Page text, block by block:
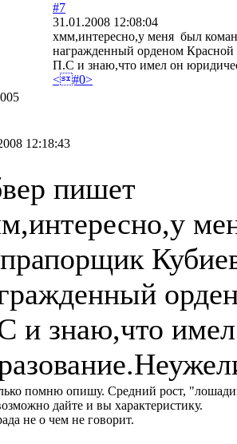
#7
31.01.2008 12:08:04
хмм,интересно,у меня был
награжденный орденом
П.С и знаю,что имел он
<#0>
12:18:43
пишет
и знаю,что
помню опишу. Средний рост,
дайте и вы характеристику.
не о чем не говорит.